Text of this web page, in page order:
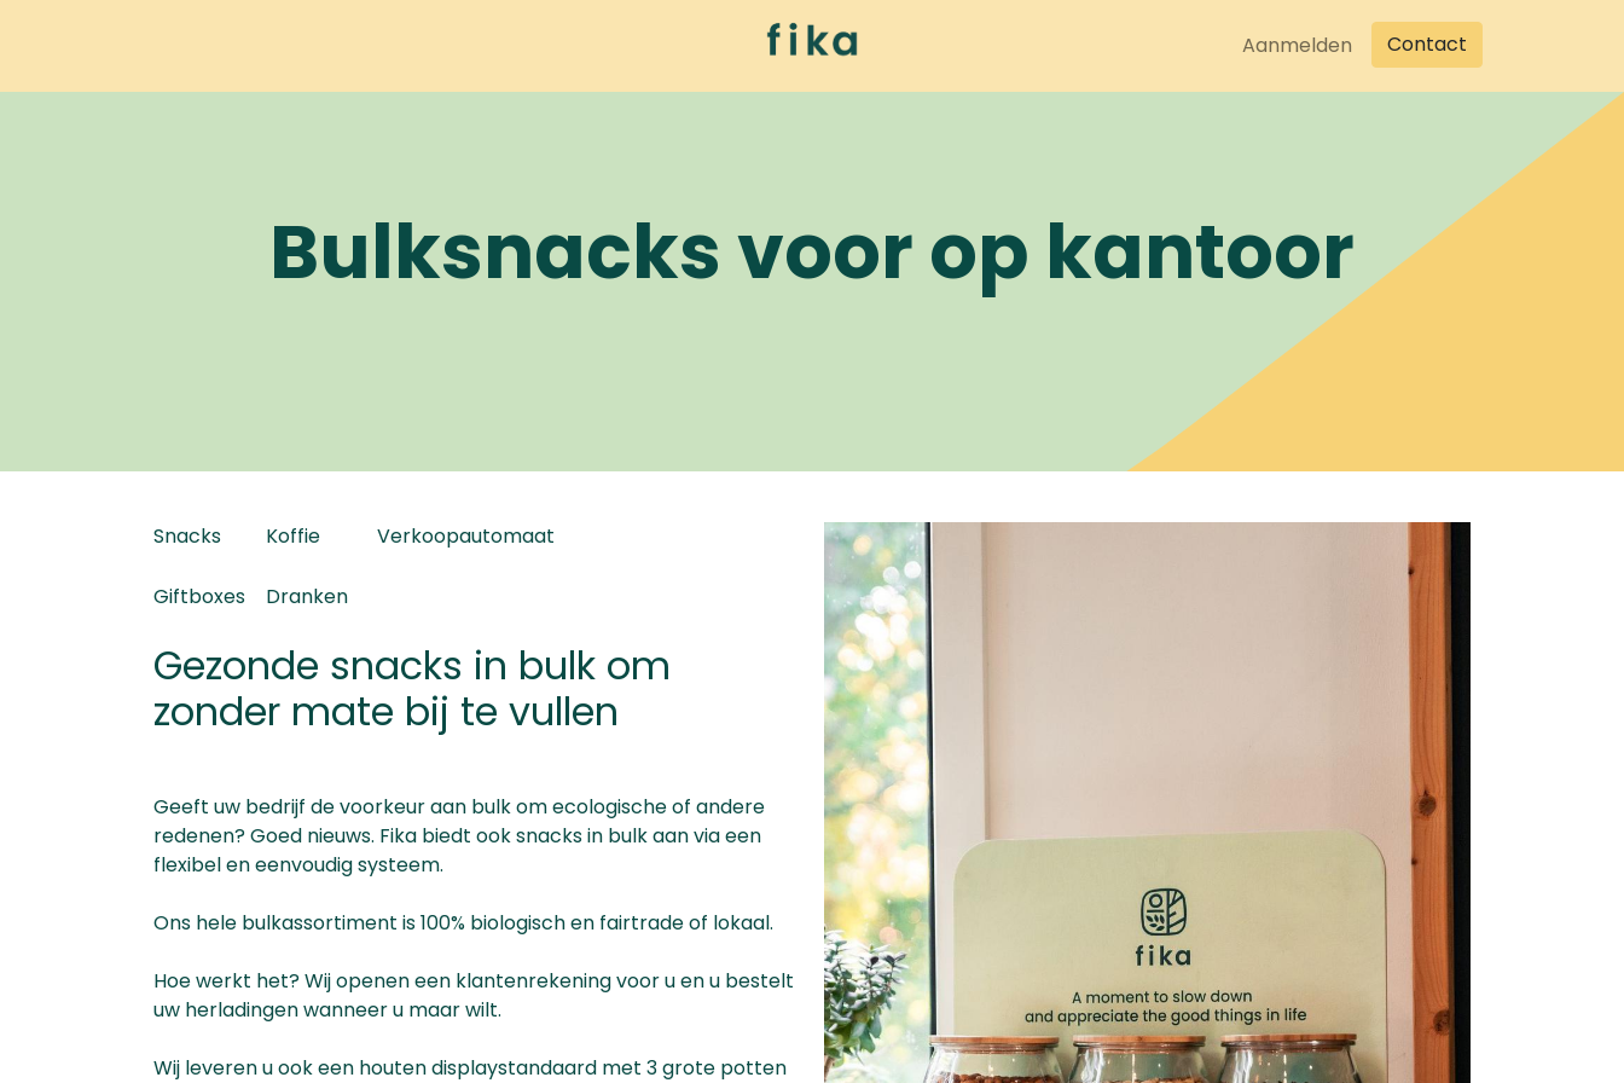
Aanmelden Contact
Bulksnacks voor op kantoor
Gezonde snacks in bulk om
zonder mate bij te vullen
Geeft uw bedrijf de voorkeur aan bulk om ecologische of andere
redenen? Goed nieuws. Fika biedt ook snacks in bulk aan via een
flexibel en eenvoudig systeem.
Ons hele bulkassortiment is 100% biologisch en fairtrade of lokaal.
Hoe werkt het? Wij openen een klantenrekening voor u en u bestelt
uw herladingen wanneer u maar wilt.
Wij leveren u ook een houten displaystandaard met 3 grote potten
Snacks Verkoopautomaat
Koffie
Giftboxes Dranken